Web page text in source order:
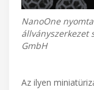
NanoOne
állványszerkezet
GmbH
Az ilyen